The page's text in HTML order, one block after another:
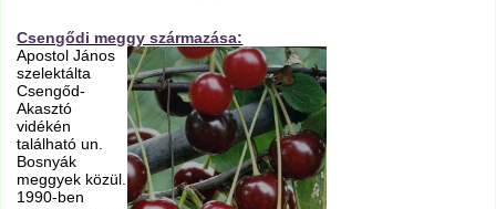
Csengődi meggy származása:
Apostol János
szelektálta
Csengőd-
Akasztó
vidékén
található un.
Bosnyák
meggyek közül.
1990-ben